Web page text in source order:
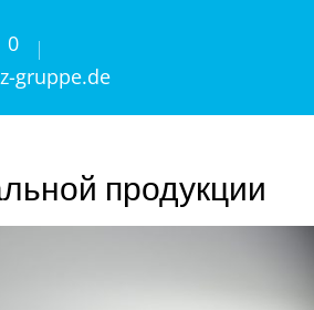
0
gruppe.de
продукции